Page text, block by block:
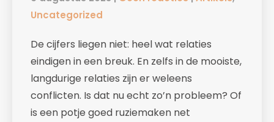
Uncategorized
De cijfers liegen niet: heel wat relaties
eindigen in een breuk. En zelfs in de mooiste,
langdurige relaties zijn er weleens
conflicten. Is dat nu echt zo’n probleem? Of
is een potje goed ruziemaken net